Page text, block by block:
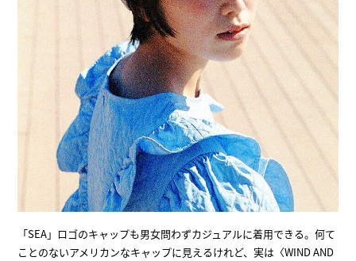
「SEA」ロゴのキャップも男女問わずカジュアルに着用できる。何て
ことのないアメリカンなキャップに見えるけれど、実は〈WIND AND